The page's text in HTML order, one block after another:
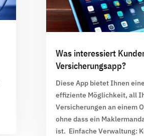
Was interessiert
Versicherungsapp?
Diese App bietet Ihnen
effiziente Möglichkeit, all
Versicherungen an einem
ohne dass ein
ist. Einfache Verwaltung: